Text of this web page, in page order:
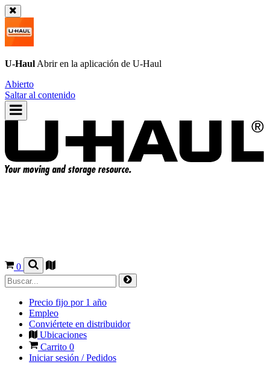
U-Haul Abrir en la aplicación de U-Haul
Abierto
Saltar al contenido
0
Precio fijo por 1 año
Empleo
Conviértete en distribuidor
Ubicaciones
Carrito 0
Iniciar sesión / Pedidos